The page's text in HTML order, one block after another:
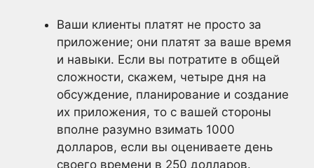
Ваши клиенты платят не просто за
приложение; они платят за ваше время
и навыки. Если вы потратите в общей
сложности, скажем, четыре дня на
обсуждение, планирование и создание
их приложения, то с вашей стороны
вполне разумно взимать 1000
долларов, если вы оцениваете день
своего времени в 250 долларов.